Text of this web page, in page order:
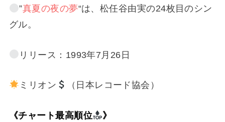
”真夏の夜の夢“は、松任谷由実の24枚目のシン
グル。
リリース：1993年7月26日
ミリオン （日本レコード協会）
《チャート最高順位 》